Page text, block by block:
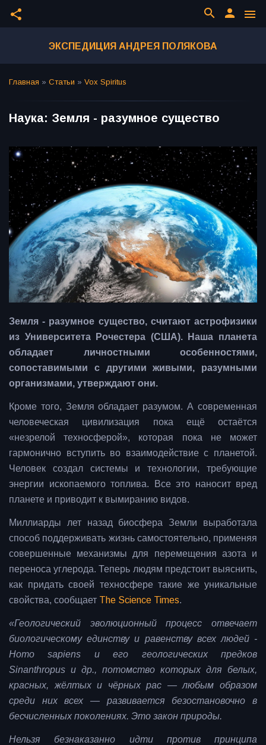
share menu
person
search
ЭКСПЕДИЦИЯ АНДРЕЯ ПОЛЯКОВА
Главная » Статьи » Vox Spiritus
Наука: Земля - разумное существо
Земля - разумное существо, считают астрофизики
из Университета Рочестера (США). Наша планета
обладает личностными особенностями,
сопоставимыми с другими живыми, разумными
организмами, утверждают они.
Кроме того, Земля обладает разумом. А современная
человеческая цивилизация пока ещё остаётся
«незрелой техносферой», которая пока не может
гармонично вступить во взаимодействие с планетой.
Человек создал системы и технологии, требующие
энергии ископаемого топлива. Все это наносит вред
планете и приводит к вымиранию видов.
Миллиарды лет назад биосфера Земли выработала
способ поддерживать жизнь самостоятельно, применяя
совершенные механизмы для перемещения азота и
переноса углерода. Теперь людям предстоит выяснить,
как придать своей техносфере такие же уникальные
свойства, сообщает The Science Times.
«Геологический эволюционный процесс отвечает
биологическому единству и равенству всех людей -
Homo sapiens и его геологических предков
Sinanthropus и др., потомство которых для белых,
красных, жёлтых и чёрных рас — любым образом
среди них всех — развивается безостановочно в
бесчисленных поколениях. Это закон природы.
Нельзя безнаказанно идти против принципа